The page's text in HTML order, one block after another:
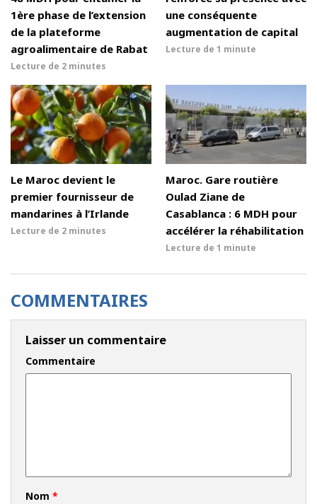
1ère phase de l’extension
de la plateforme
agroalimentaire de Rabat
Lecture de 2 minutes
une conséquente
augmentation de capital
Lecture de 1 minute
Le Maroc devient le
premier fournisseur de
mandarines à l’Irlande
Lecture de 2 minutes
Maroc. Gare routière
Oulad Ziane de
Casablanca : 6 MDH pour
accélérer la réhabilitation
Lecture de 1 minute
COMMENTAIRES
Laisser un commentaire
Commentaire
Nom *